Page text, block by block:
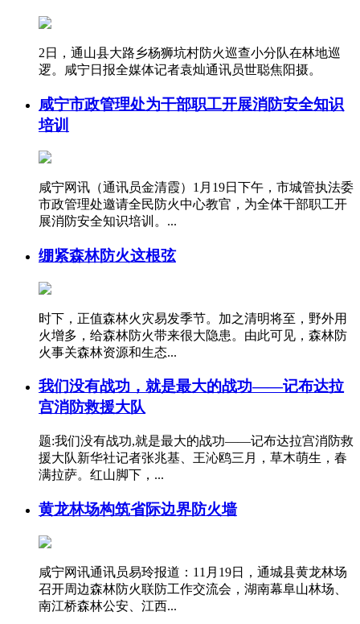
2日，通山县大路乡杨狮坑村防火巡查小分队在林地巡
逻。咸宁日报全媒体记者袁灿通讯员世聪焦阳摄。
咸宁市政管理处为干部职工开展消防安全知识
培训
咸宁网讯（通讯员金清霞）1月19日下午，市城管执法委
市政管理处邀请全民防火中心教官，为全体干部职工开
展消防安全知识培训。...
绷紧森林防火这根弦
时下，正值森林火灾易发季节。加之清明将至，野外用
火增多，给森林防火带来很大隐患。由此可见，森林防
火事关森林资源和生态...
我们没有战功，就是最大的战功——记布达拉
宫消防救援大队
题:我们没有战功,就是最大的战功——记布达拉宫消防救
援大队新华社记者张兆基、王沁鸥三月，草木萌生，春
满拉萨。红山脚下，...
黄龙林场构筑省际边界防火墙
咸宁网讯通讯员易玲报道：11月19日，通城县黄龙林场
召开周边森林防火联防工作交流会，湖南幕阜山林场、
南江桥森林公安、江西...